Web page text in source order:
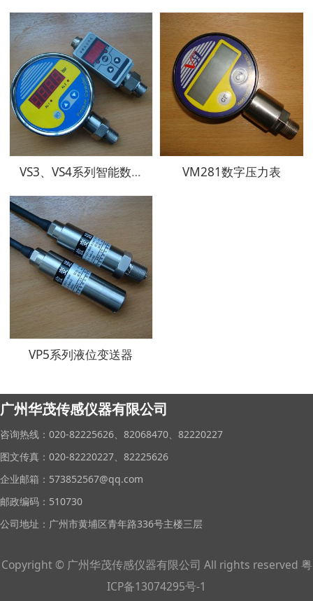
VS3、VS4系列智能数显压力控制器 VM281数字压力表
VP5系列液位变送器
广州华茂传感仪器有限公司
咨询热线：020-82225626、82068470、82220227
图文传真：020-82220227、82225626
企业邮箱：573852567@qq.com
邮政编码：510730
公司地址：广州市黄埔区青年路336号主楼三层
Copyright © 广州华茂传感仪器有限公司 All rights reserved 粤
ICP备13074295号-1